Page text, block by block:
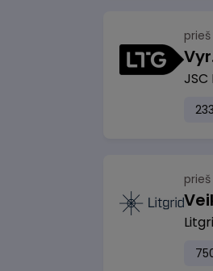
prieš
JSC
prieš